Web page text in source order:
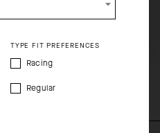
15) è talmente leggera,
di applicare la crema solare
TYPE FIT PREFERENCES
Racing
Regular